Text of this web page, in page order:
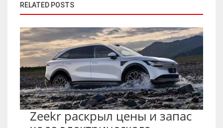
RELATED POSTS
Zeekr раскрыл цены и запас